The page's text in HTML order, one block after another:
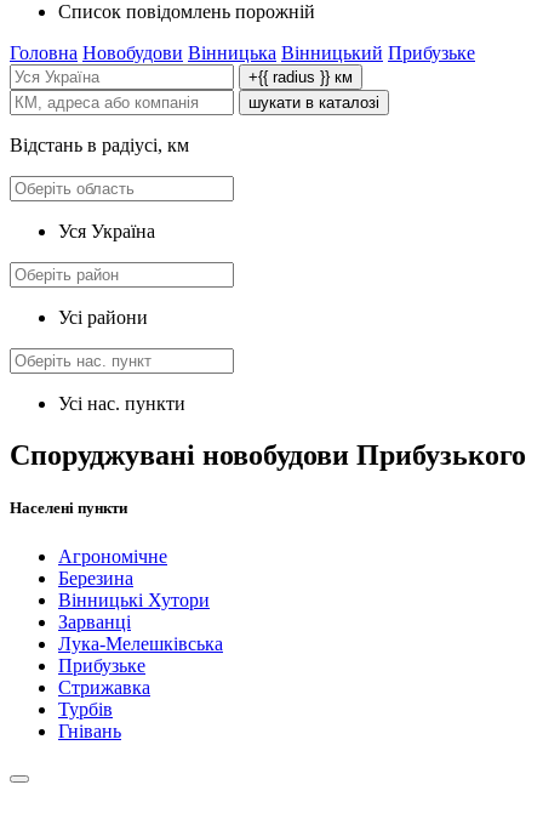
Список повідомлень порожній
Головна Новобудови Вінницька Вінницький Прибузьке
+{{ radius }} км
шукати в каталозі
Відстань в радіусі, км
Уся Україна
Усі райони
Усі нас. пункти
Споруджувані новобудови Прибузького
Населені пункти
Агрономічне
Березина
Вінницькі Хутори
Зарванці
Лука-Мелешківська
Прибузьке
Стрижавка
Турбів
Гнівань